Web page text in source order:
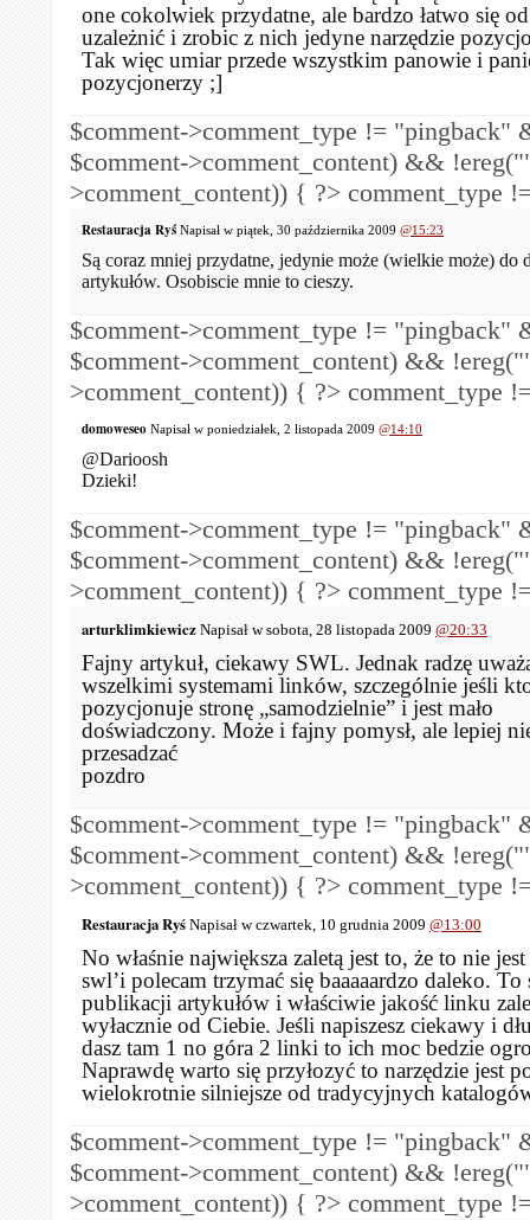
one cokolwiek przydatne, ale bardzo łatwo się
uzależnić i zrobic z nich jedyne narzędzie
Tak więc umiar przede wszystkim panowie i
pozycjonerzy ;]
$comment->comment_type != "pingback"
$comment->comment_content) && !ereg("
>comment_content)) { ?>
Restauracja Ryś Napisał w piątek, 30 października 2009 @15:23
Są coraz mniej przydatne, jedynie może (wielkie może) do
artykułów. Osobiscie mnie to cieszy.
comment_type
$comment->comment_type != "pingback"
$comment->comment_content) && !ereg("
>comment_content)) { ?>
domoweseo Napisał w poniedziałek, 2 listopada 2009 @14:10
@Darioosh
Dzieki!
comment_type
$comment->comment_type != "pingback"
$comment->comment_content) && !ereg("
>comment_content)) { ?>
arturklimkiewicz Napisał w sobota, 28 listopada 2009 @20:33
Fajny artykuł, ciekawy SWL. Jednak radzę
wszelkimi systemami linków, szczególnie jeśli
pozycjonuje stronę „samodzielnie” i jest mało
doświadczony. Może i fajny pomysł, ale lepiej
przesadzać
pozdro
comment_type
$comment->comment_type != "pingback"
$comment->comment_content) && !ereg("
>comment_content)) { ?>
Restauracja Ryś Napisał w czwartek, 10 grudnia 2009 @13:00
No właśnie największa zaletą jest to, że to nie
swl’i polecam trzymać się baaaaardzo daleko. To
publikacji artykułów i właściwie jakość linku
wyłacznie od Ciebie. Jeśli napiszesz ciekawy i
dasz tam 1 no góra 2 linki to ich moc bedzie
Naprawdę warto się przyłozyć to narzędzie jest
wielokrotnie silniejsze od tradycyjnych
comment_type
$comment->comment_type != "pingback"
$comment->comment_content) && !ereg("
>comment_content)) { ?> comment_type